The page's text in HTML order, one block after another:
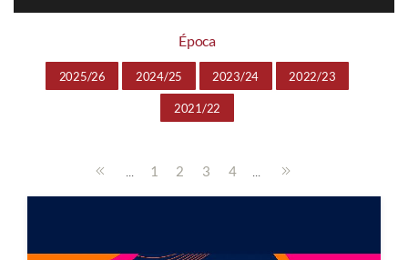
Época
2025/26 2024/25 2023/24 2022/23
2021/22
... 1 2 3 4 ...